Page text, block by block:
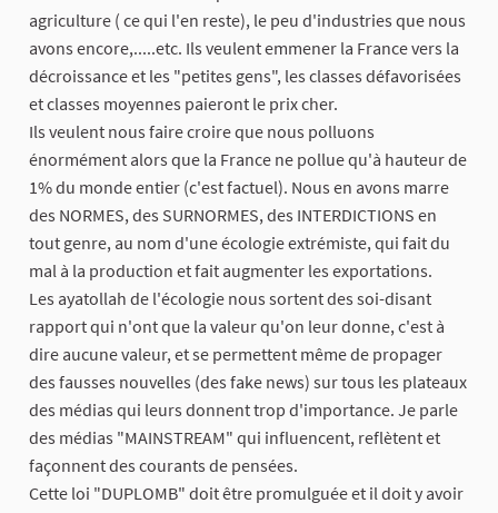
agriculture ( ce qui l'en reste), le peu d'industries que nous
avons encore,.....etc. Ils veulent emmener la France vers la
décroissance et les "petites gens", les classes défavorisées
et classes moyennes paieront le prix cher.
Ils veulent nous faire croire que nous polluons
énormément alors que la France ne pollue qu'à hauteur de
1% du monde entier (c'est factuel). Nous en avons marre
des NORMES, des SURNORMES, des INTERDICTIONS en
tout genre, au nom d'une écologie extrémiste, qui fait du
mal à la production et fait augmenter les exportations.
Les ayatollah de l'écologie nous sortent des soi-disant
rapport qui n'ont que la valeur qu'on leur donne, c'est à
dire aucune valeur, et se permettent même de propager
des fausses nouvelles (des fake news) sur tous les plateaux
des médias qui leurs donnent trop d'importance. Je parle
des médias "MAINSTREAM" qui influencent, reflètent et
façonnent des courants de pensées.
Cette loi "DUPLOMB" doit être promulguée et il doit y avoir